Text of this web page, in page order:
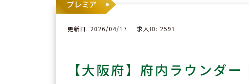
更新日: 2026/04/17 求人ID: 2591
【大阪府】府内ラウンダ